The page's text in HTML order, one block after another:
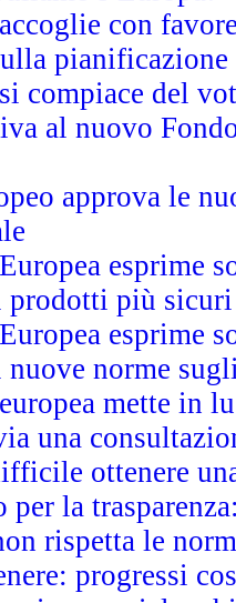
con
compiace del
al nuovo
approva le
esprime
prodotti più
esprime
norme
mette in
una
ottenere
per la
rispetta le
progressi